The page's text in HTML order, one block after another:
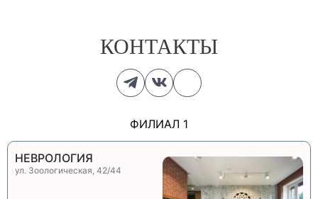
КОНТАКТЫ
ФИЛИАЛ 1
НЕВРОЛОГИЯ
ул. Зоологическая, 42/44